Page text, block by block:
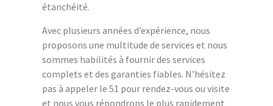
étanchéité.
Avec plusieurs années d’expérience, nous
proposons une multitude de services et nous
sommes habilités à fournir des services
complets et des garanties fiables. N’hésitez
pas à appeler le 51 pour rendez-vous ou visite
et nous vous répondrons le plus rapidement